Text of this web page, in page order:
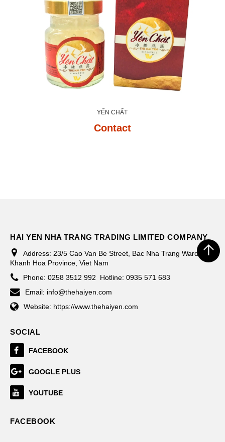
YẾN CHẤT
Contact
HAI YEN NHA TRANG TRADING LIMITED COMPANY
Address: 23/5 Cao Van Be Street, Bac Nha Trang Ward,
Khanh Hoa Province, Viet Nam
Phone: 0258 3512 992
Hotline: 0935 571 683
Email: info@thehaiyen.com
Website: https://www.thehaiyen.com
SOCIAL
FACEBOOK
GOOGLE PLUS
YOUTUBE
FACEBOOK